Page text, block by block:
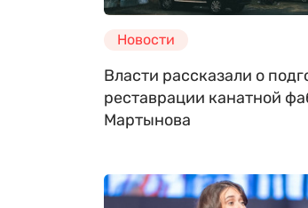
Новости
Власти рассказали о
реставрации канатной
Мартынова